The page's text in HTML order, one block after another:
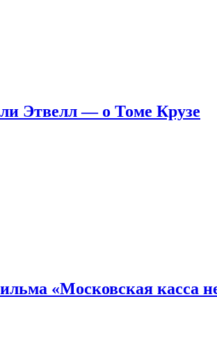
Этвелл — о Томе Крузе
«Московская касса